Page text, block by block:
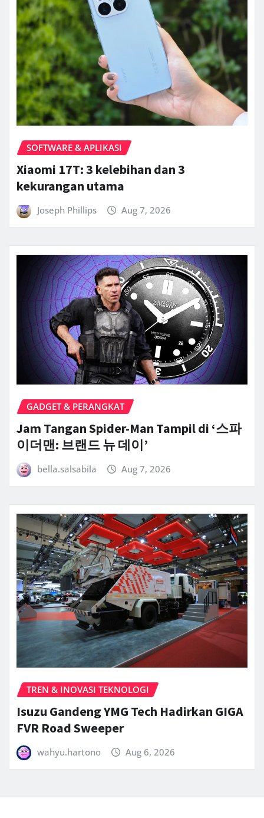
SOFTWARE & APLIKASI
Xiaomi 17T: 3 kelebihan dan 3
kekurangan utama
Joseph Phillips Aug 7, 2026
GADGET & PERANGKAT
Jam Tangan Spider-Man Tampil di ‘스파
이더맨: 브랜드 뉴 데이’
bella.salsabila Aug 7, 2026
TREN & INOVASI TEKNOLOGI
Isuzu Gandeng YMG Tech Hadirkan GIGA
FVR Road Sweeper
wahyu.hartono Aug 6, 2026